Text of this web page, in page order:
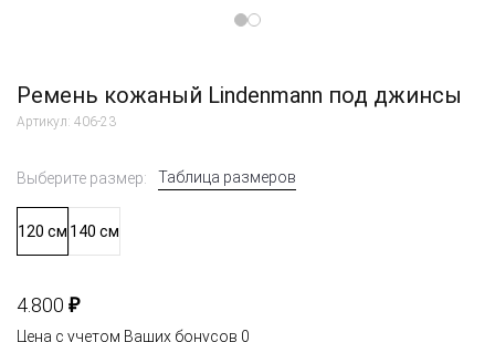
Ремень кожаный Lindenmann под джинсы
Артикул: 406-23
Выберите размер: Таблица размеров
120 см 140 см
4.800 ₽
Цена с учетом Ваших бонусов 0